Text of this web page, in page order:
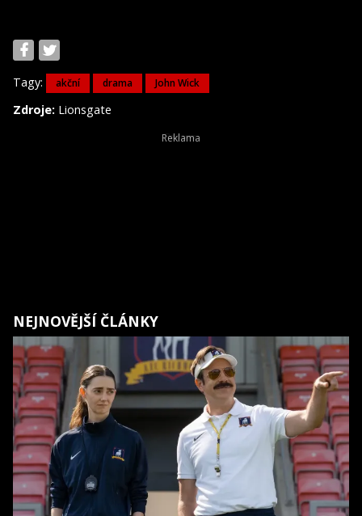
Tagy: akční drama John Wick
Zdroje: Lionsgate
NEJNOVĚJŠÍ ČLÁNKY